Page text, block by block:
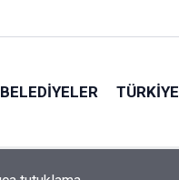
BELEDIYELER TÜRKIYE